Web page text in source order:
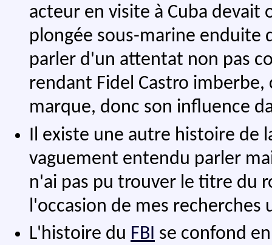
acteur en visite à Cuba devait
plongée sous-marine enduite
parler d'un attentat non pas
rendant Fidel Castro
marque, donc son influence
Il existe une autre histoire de
vaguement entendu parler
n'ai pas pu trouver le titre du
l'occasion de mes recherches
L'histoire du FBI se confond